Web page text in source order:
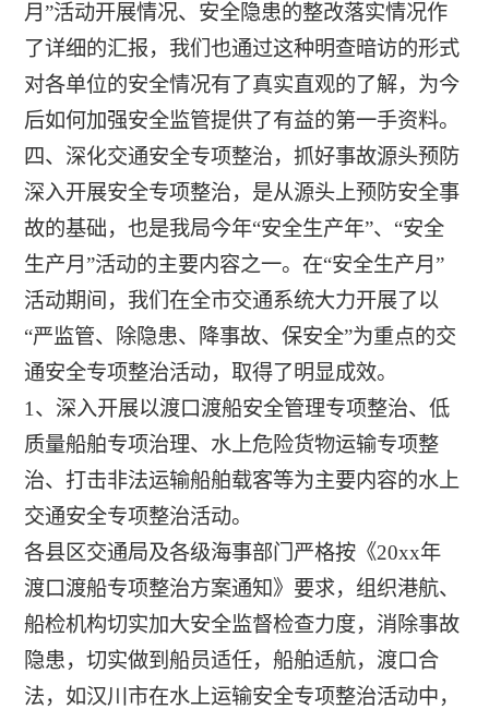
月”活动开展情况、安全隐患的整改落实情况作
了详细的汇报，我们也通过这种明查暗访的形式
对各单位的安全情况有了真实直观的了解，为今
后如何加强安全监管提供了有益的第一手资料。
四、深化交通安全专项整治，抓好事故源头预防
深入开展安全专项整治，是从源头上预防安全事
故的基础，也是我局今年“安全生产年”、“安全
生产月”活动的主要内容之一。在“安全生产月”
活动期间，我们在全市交通系统大力开展了以
“严监管、除隐患、降事故、保安全”为重点的交
通安全专项整治活动，取得了明显成效。
1、深入开展以渡口渡船安全管理专项整治、低
质量船舶专项治理、水上危险货物运输专项整
治、打击非法运输船舶载客等为主要内容的水上
交通安全专项整治活动。
各县区交通局及各级海事部门严格按《20xx年
渡口渡船专项整治方案通知》要求，组织港航、
船检机构切实加大安全监督检查力度，消除事故
隐患，切实做到船员适任，船舶适航，渡口合
法，如汉川市在水上运输安全专项整治活动中，